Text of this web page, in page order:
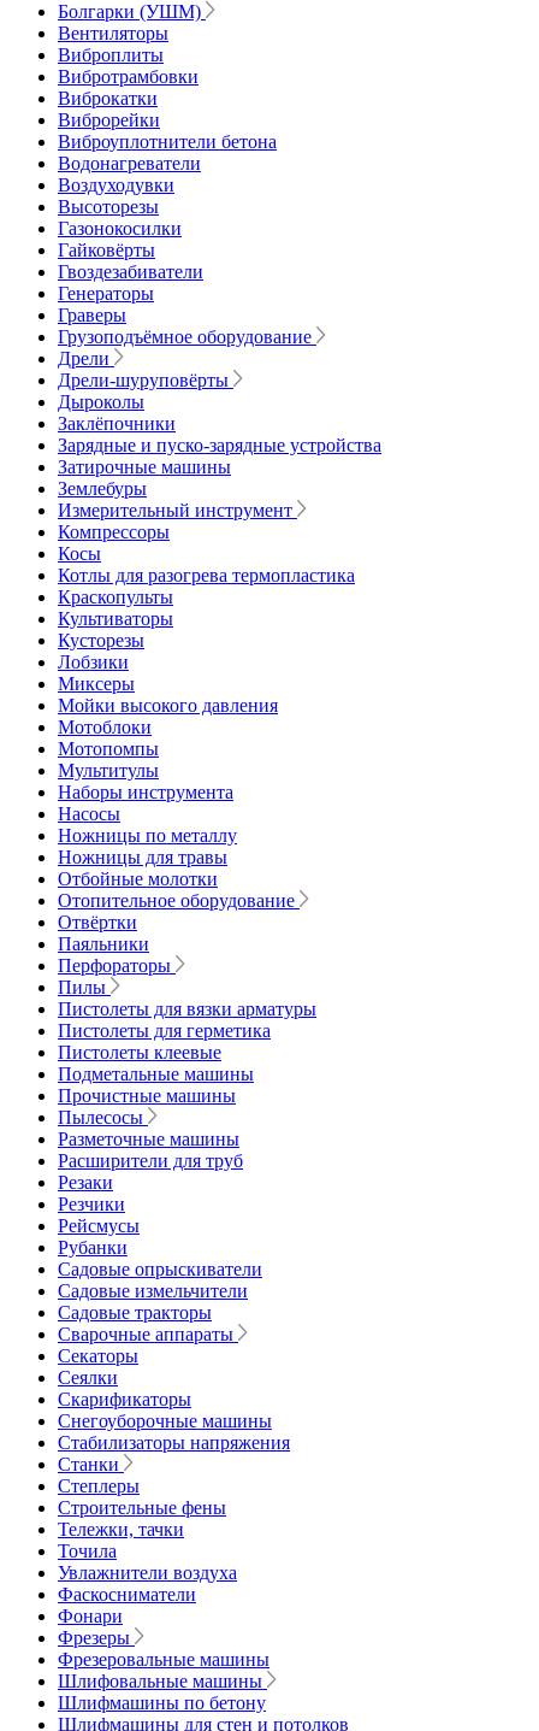
Болгарки (УШМ)
Вентиляторы
Виброплиты
Вибротрамбовки
Виброкатки
Виброрейки
Виброуплотнители бетона
Водонагреватели
Воздуходувки
Высоторезы
Газонокосилки
Гайковёрты
Гвоздезабиватели
Генераторы
Граверы
Грузоподъёмное оборудование
Дрели
Дрели-шуруповёрты
Дыроколы
Заклёпочники
Зарядные и пуско-зарядные устройства
Затирочные машины
Землебуры
Измерительный инструмент
Компрессоры
Косы
Котлы для разогрева термопластика
Краскопульты
Культиваторы
Кусторезы
Лобзики
Миксеры
Мойки высокого давления
Мотоблоки
Мотопомпы
Мультитулы
Наборы инструмента
Насосы
Ножницы по металлу
Ножницы для травы
Отбойные молотки
Отопительное оборудование
Отвёртки
Паяльники
Перфораторы
Пилы
Пистолеты для вязки арматуры
Пистолеты для герметика
Пистолеты клеевые
Подметальные машины
Прочистные машины
Пылесосы
Разметочные машины
Расширители для труб
Резаки
Резчики
Рейсмусы
Рубанки
Садовые опрыскиватели
Садовые измельчители
Садовые тракторы
Сварочные аппараты
Секаторы
Сеялки
Скарификаторы
Снегоуборочные машины
Стабилизаторы напряжения
Станки
Степлеры
Строительные фены
Тележки, тачки
Точила
Увлажнители воздуха
Фаскосниматели
Фонари
Фрезеры
Фрезеровальные машины
Шлифовальные машины
Шлифмашины по бетону
Шлифмашины для стен и потолков